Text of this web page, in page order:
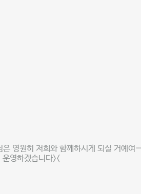
영원히 저희와 함께하시게 되실 거예여
영하겠습니다><